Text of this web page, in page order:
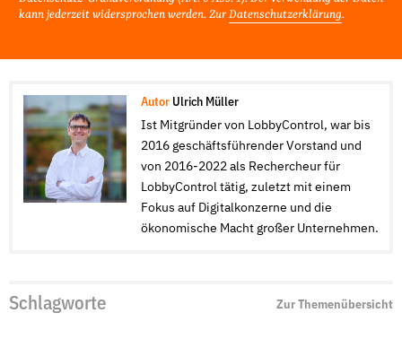
kann jederzeit widersprochen werden. Zur Datenschutzerklärung.
Autor Ulrich Müller
Ist Mitgründer von LobbyControl, war bis
2016 geschäftsführender Vorstand und
von 2016-2022 als Rechercheur für
LobbyControl tätig, zuletzt mit einem
Fokus auf Digitalkonzerne und die
ökonomische Macht großer Unternehmen.
Schlagworte Zur Themenübersicht